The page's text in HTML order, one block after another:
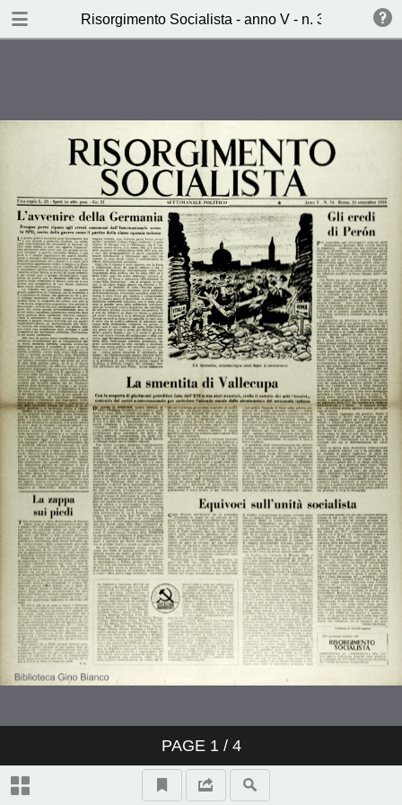
Risorgimento Socialista - anno V - n. 34 - 24
PAGE 1/ 4
TABLE OF CONTENTS
Baruchello)
Molti sorrisi e poche idee al
Festival di Venezia (Marco Leto)
La settimana dei socialisti